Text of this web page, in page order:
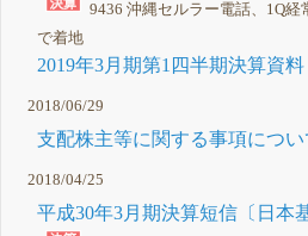
9436 沖縄セルラー電話、1Q経
で着地
2019年3月期第1四半期決算資料
2018/06/29
支配株主等に関する事項につい
2018/04/25
平成30年3月期決算短信〔日本